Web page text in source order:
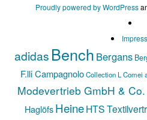
Proudly powered by WordPress
adidas Bench Bergans
F.lli CampagnoloCollection L Comei
Modevertrieb GmbH &
HaglöfsHeineHTS